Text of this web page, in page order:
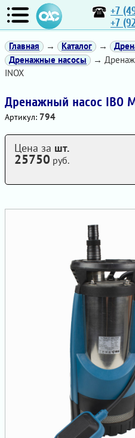
+7
+7
Главная → Каталог →
Дренажные насосы
→
INOX
Дренажный насос IBO
Артикул: 794
Цена за шт.
25750 руб.